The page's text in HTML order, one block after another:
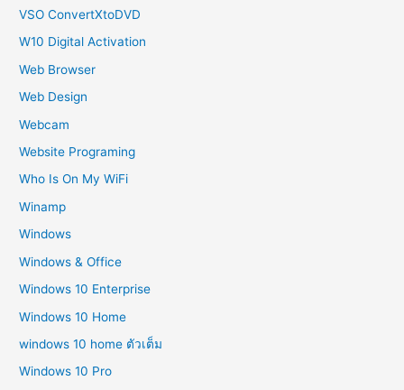
VSO ConvertXtoDVD
W10 Digital Activation
Web Browser
Web Design
Webcam
Website Programing
Who Is On My WiFi
Winamp
Windows
Windows & Office
Windows 10 Enterprise
Windows 10 Home
windows 10 home ตัวเต็ม
Windows 10 Pro